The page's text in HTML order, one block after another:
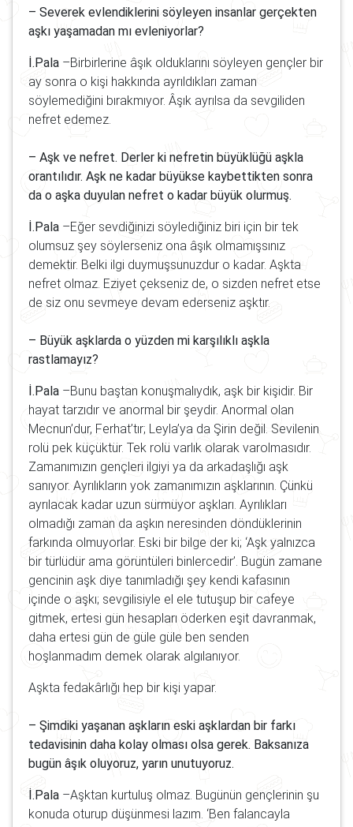
– Severek evlendiklerini söyleyen insanlar gerçekten
aşkı yaşamadan mı evleniyorlar?
İ.Pala –Birbirlerine âşık olduklarını söyleyen gençler bir
ay sonra o kişi hakkında ayrıldıkları zaman
söylemediğini bırakmıyor. Âşık ayrılsa da sevgiliden
nefret edemez.
– Aşk ve nefret. Derler ki nefretin büyüklüğü aşkla
orantılıdır. Aşk ne kadar büyükse kaybettikten sonra
da o aşka duyulan nefret o kadar büyük olurmuş.
İ.Pala –Eğer sevdiğinizi söylediğiniz biri için bir tek
olumsuz şey söylerseniz ona âşık olmamışsınız
demektir. Belki ilgi duymuşsunuzdur o kadar. Aşkta
nefret olmaz. Eziyet çekseniz de, o sizden nefret etse
de siz onu sevmeye devam ederseniz aşktır.
– Büyük aşklarda o yüzden mi karşılıklı aşkla
rastlamayız?
İ.Pala –Bunu baştan konuşmalıydık, aşk bir kişidir. Bir
hayat tarzıdır ve anormal bir şeydir. Anormal olan
Mecnun’dur, Ferhat’tır; Leyla’ya da Şirin değil. Sevilenin
rolü pek küçüktür. Tek rolü varlık olarak varolmasıdır.
Zamanımızın gençleri ilgiyi ya da arkadaşlığı aşk
sanıyor. Ayrılıkların yok zamanımızın aşklarının. Çünkü
ayrılacak kadar uzun sürmüyor aşkları. Ayrılıkları
olmadığı zaman da aşkın neresinden döndüklerinin
farkında olmuyorlar. Eski bir bilge der ki; ‘Aşk yalnızca
bir türlüdür ama görüntüleri binlercedir’. Bugün zamane
gencinin aşk diye tanımladığı şey kendi kafasının
içinde o aşkı; sevgilisiyle el ele tutuşup bir cafeye
gitmek, ertesi gün hesapları öderken eşit davranmak,
daha ertesi gün de güle güle ben senden
hoşlanmadım demek olarak algılanıyor.
Aşkta fedakârlığı hep bir kişi yapar.
– Şimdiki yaşanan aşkların eski aşklardan bir farkı
tedavisinin daha kolay olması olsa gerek. Baksanıza
bugün âşık oluyoruz, yarın unutuyoruz.
İ.Pala –Aşktan kurtuluş olmaz. Bugünün gençlerinin şu
konuda oturup düşünmesi lazım. ‘Ben falancayla